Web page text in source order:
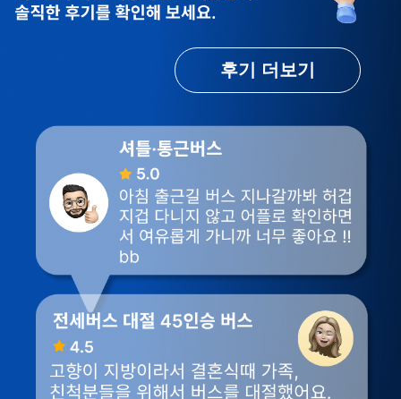
후기 더보기